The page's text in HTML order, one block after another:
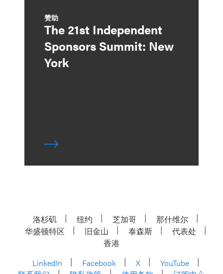
赞助
The 21st Independent
Sponsors Summit: New
York
洛杉矶 纽约 芝加哥
那什维尔
华盛顿特区
旧金山 泰森斯
代表处
香港
LinkedIn
Facebook X
YouTube